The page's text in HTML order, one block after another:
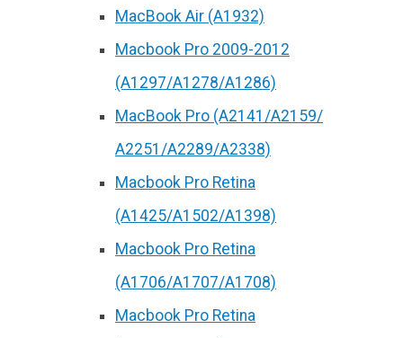
MacBook Air (A1932)
Macbook Pro 2009-2012
(A1297/A1278/A1286)
MacBook Pro (А2141/А2159/
А2251/A2289/A2338)
Macbook Pro Retina
(А1425/A1502/A1398)
Macbook Pro Retina
(А1706/A1707/A1708)
Macbook Pro Retina